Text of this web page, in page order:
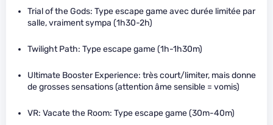
Trial of the Gods: Type escape game avec durée limitée par
salle, vraiment sympa (1h30-2h)
Twilight Path: Type escape game (1h-1h30m)
Ultimate Booster Experience: très court/limiter, mais donne
de grosses sensations (attention âme sensible = vomis)
VR: Vacate the Room: Type escape game (30m-40m)